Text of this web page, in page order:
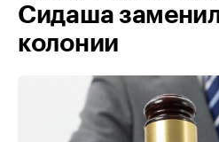
Сидаша
колонии